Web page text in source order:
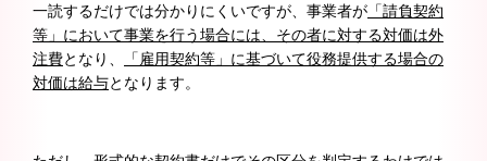
一読するだけでは分かりにくいですが、事業者が 「請負契約
等」において事業を行う場合には、その者に対する対価は外
注費となり、
「雇用契約等」に基づいて役務提供する場合の
対価は給与となります。